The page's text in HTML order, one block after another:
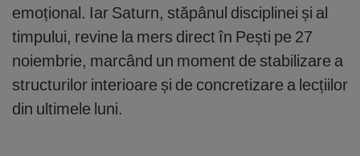
emoțional. Iar Saturn, stăpânul disciplinei și al
timpului, revine la mers direct în Pești pe 27
noiembrie, marcând un moment de stabilizare a
structurilor interioare și de concretizare a lecțiilor
din ultimele luni.